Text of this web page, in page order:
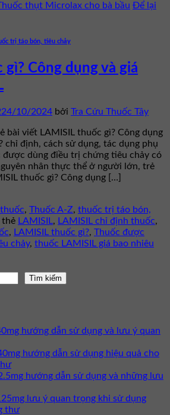
thụt Microlax cho bà bầu Để lại
trị táo bón, tiêu chảy
gì? Công dụng và giá
24/10/2024 bởi Tra Cứu Thuốc Tây
bài viết LAMISIL thuốc gì? Công dụng
chỉ định, cách sử dụng, tác dụng phụ
được dùng điều trị chứng tiêu chảy có
nhân thực thể ở người lớn, trẻ
thuốc gì? Công dụng […]
, Thuốc A-Z, thuốc trị táo bón,
thẻ LAMISIL, LAMISIL chỉ định thuốc,
, LAMISIL thuốc gì?, Thuốc được
chảy, thuốc LAMISIL giá bao nhiêu
Tìm kiếm
hướng dẫn sử dụng và lưu ý quan
hướng dẫn sử dụng hiệu quả cho
hướng dẫn sử dụng và những lưu
lưu ý quan trọng khi sử dụng
thư